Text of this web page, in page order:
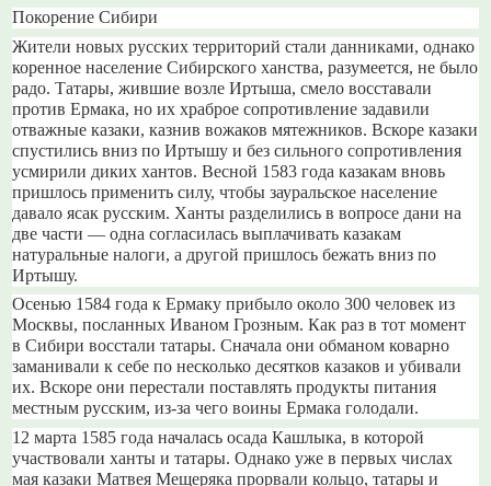
Покорение Сибири
Жители новых русских территорий стали данниками, однако
коренное население Сибирского ханства, разумеется, не было
радо. Татары, жившие возле Иртыша, смело восставали
против Ермака, но их храброе сопротивление задавили
отважные казаки, казнив вожаков мятежников. Вскоре казаки
спустились вниз по Иртышу и без сильного сопротивления
усмирили диких хантов. Весной 1583 года казакам вновь
пришлось применить силу, чтобы зауральское население
давало ясак русским. Ханты разделились в вопросе дани на
две части — одна согласилась выплачивать казакам
натуральные налоги, а другой пришлось бежать вниз по
Иртышу.
Осенью 1584 года к Ермаку прибыло около 300 человек из
Москвы, посланных Иваном Грозным. Как раз в тот момент
в Сибири восстали татары. Сначала они обманом коварно
заманивали к себе по несколько десятков казаков и убивали
их. Вскоре они перестали поставлять продукты питания
местным русским, из-за чего воины Ермака голодали.
12 марта 1585 года началась осада Кашлыка, в которой
участвовали ханты и татары. Однако уже в первых числах
мая казаки Матвея Мещеряка прорвали кольцо, татары и